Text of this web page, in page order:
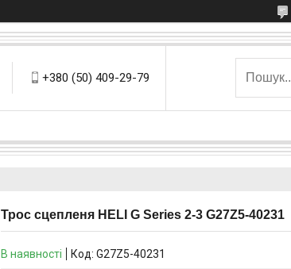
+380 (50) 409-29-79
Трос сцепленя HELI G Series 2-3 G27Z5-40231
В наявності Код: G27Z5-40231